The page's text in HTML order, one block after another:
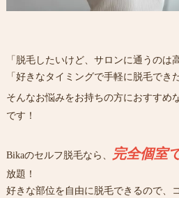
「脱毛したいけど、サロンに通うのは
「好きなタイミングで手軽に脱毛でき
そんなお悩みをお持ちの方におすすめ
です！
Bikaのセルフ脱毛なら、 完全個室
放題！
好きな部位を自由に脱毛できるので、